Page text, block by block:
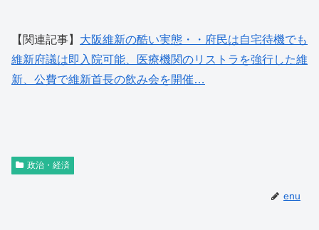
【関連記事】 大阪維新の酷い実態・・府民は自宅待機でも
維新府議は即入院可能、医療機関のリストラを強行した維
新、公費で維新首長の飲み会を開催…
政治・経済
enu